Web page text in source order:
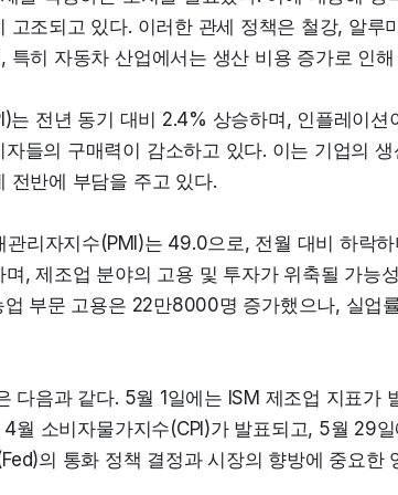
고조되고 있다. 이러한 관세 정책은 철강, 알루
특히 자동차 산업에서는 생산 비용 증가로 인
는 전년 동기 대비 2.4% 상승하며, 인플레이션
들의 구매력이 감소하고 있다. 이는 기업의
전반에 부담을 주고 있다.
관리자지수(PMI)는 49.0으로, 전월 대비 하락
, 제조업 분야의 고용 및 투자가 위축될 가능
부문 고용은 22만8000명 증가했으나, 실업
다음과 같다. 5월 1일에는 ISM 제조업 지표가
월 소비자물가지수(CPI)가 발표되고, 5월 29
의 통화 정책 결정과 시장의 향방에 중요한